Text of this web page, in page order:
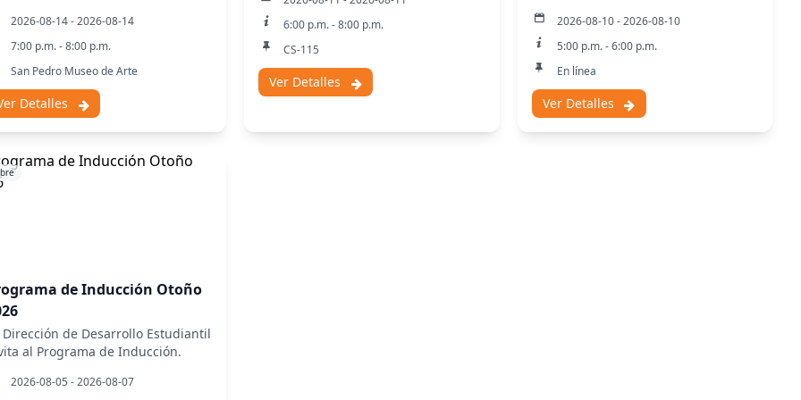
estancia en Dirección
OSEP - UDLAP 2026.
2026-08-14 - 2026-08-14
7:00 p.m. - 8:00 p.m.
San Pedro Museo de Arte
Detalles
6:00 p.m. - 8:00 p.m.
CS-115
Ver Detalles
de la Triple Alianza en la costa del
Golfo.2026-08-10 - 2026-08-10
5:00 p.m. - 6:00 p.m.
En línea
Ver Detalles
de Inducción Otoño
Dirección de Desarrollo Estudiantil
al Programa de Inducción.
2026-08-05 - 2026-08-07